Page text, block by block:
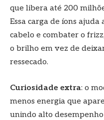
que libera até 200
Essa carga de íons ajuda
cabelo e combater o
o brilho em vez de
ressecado.
Curiosidade extra: o
menos energia que
unindo alto